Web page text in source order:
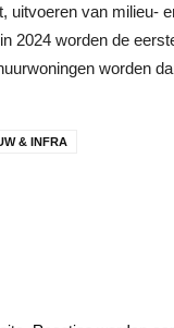
uitvoeren van milieu-
2024 worden de
worden
& INFRA